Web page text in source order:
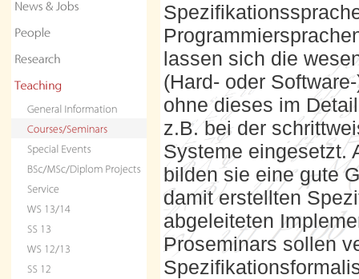
lassen sich die
(Hard- oder
ohne dieses im
z.B. bei der
Systeme eingesetzt.
bilden sie eine gute
damit erstellten
abgeleiteten
Proseminars sollen